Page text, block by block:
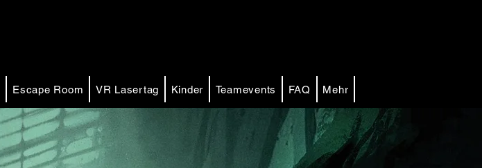
Escape Room VR Lasertag Kinder Teamevents FAQ Mehr